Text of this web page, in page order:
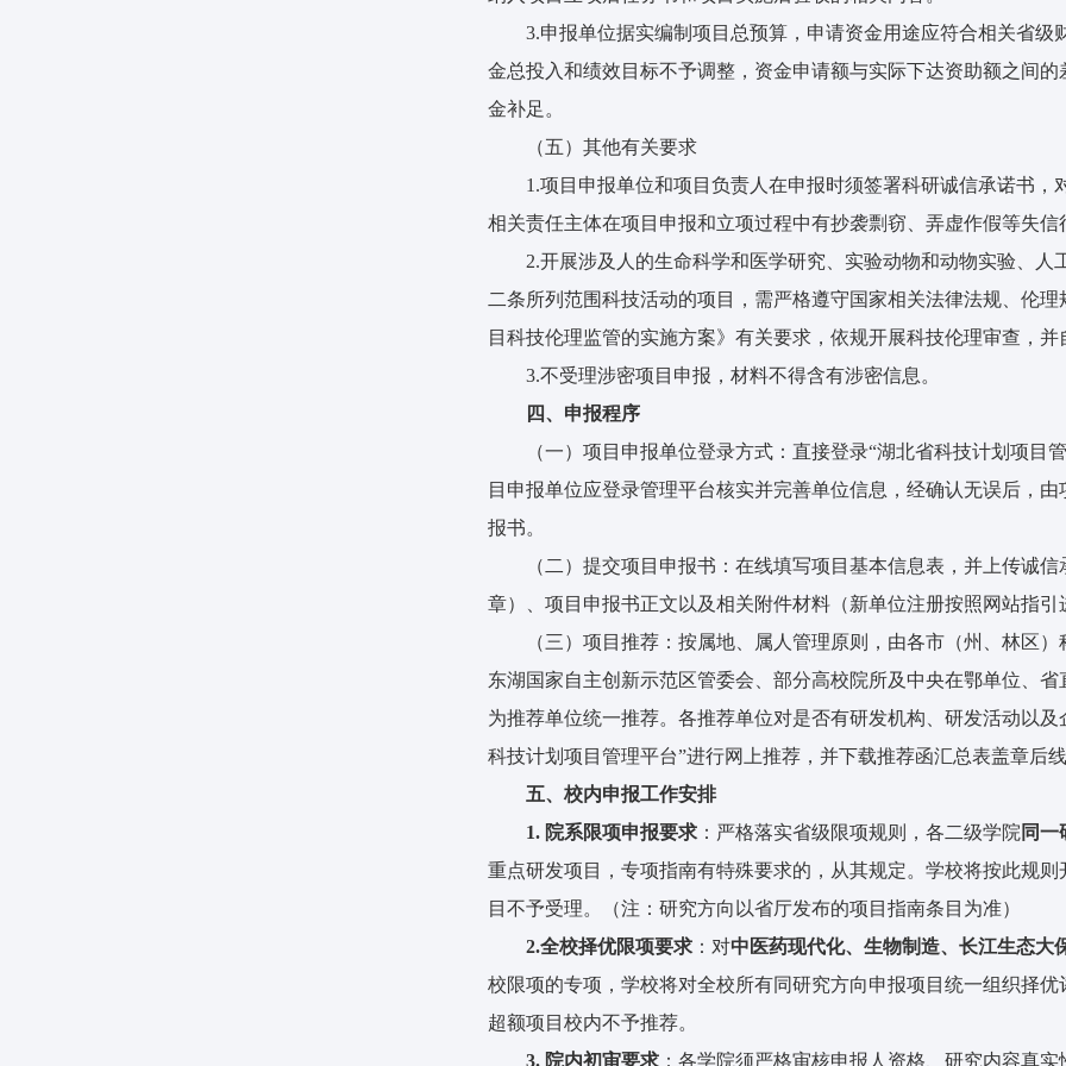
3.申报单位据实编制项目总预算，申请资金用途应符合相关省
金总投入和绩效目标不予调整，资金申请额与实际下达资助额之间
金补足。
（五）其他有关要求
1.项目申报单位和项目负责人在申报时须签署科研诚信承诺书
相关责任主体在项目申报和立项过程中有抄袭剽窃、弄虚作假等失
2.开展涉及人的生命科学和医学研究、实验动物和动物实验、
二条所列范围科技活动的项目，需严格遵守国家相关法律法规、伦
目科技伦理监管的实施方案》有关要求，依规开展科技伦理审查，
3.不受理涉密项目申报，材料不得含有涉密信息。
四、 申报程序
（一）项目申报单位登录方式：直接登录“湖北省科技计划项目
目申报单位应登录管理平台核实并完善单位信息，经确认无误后，
报书。
（二）提交项目申报书：在线填写项目基本信息表，并上传诚
章）、项目申报书正文以及相关附件材料（新单位注册按照网站指
（三）项目推荐：按属地、属人管理原则，由各市（州、林区
东湖国家自主创新示范区管委会、部分高校院所及中央在鄂单位、
为推荐单位统一推荐。各推荐单位对是否有研发机构、研发活动以
科技计划项目管理平台”进行网上推荐，并下载推荐函汇总表盖章后
五、 校内申报工作安排
1. 院系限项申报要求 ：严格落实省级限项规则，各二级学院 同一
重点研发项目，专项指南有特殊要求的，从其规定。学校将按此规
目不予受理。（注：研究方向以省厅发布的项目指南条目为准）
2.全校择优限项要求 ：对中医药现代化、生物制造、长江生态大
校限项的专项，学校将对全校所有同研究方向申报项目统一组织择优
超额项目校内不予推荐。
3. 院内初审要求 ：各学院须严格审核申报人资格、研究内容真